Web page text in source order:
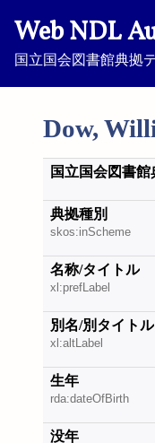
Web NDL
国立国会図書館典拠
Dow,
国立国会図書
典拠種別
skos:inScheme
名称/タイトル
xl:prefLabel
別名/別タイトル
xl:altLabel
生年
rda:dateOfBirth
没年